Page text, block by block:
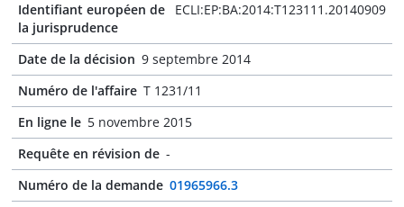
Identifiant européen de
la jurisprudence
ECLI:EP:BA:2014:T123111.20140909
Date de la décision 9 septembre 2014
Numéro de l'affaire T 1231/11
En ligne le 5 novembre 2015
Requête en révision de -
Numéro de la demande 01965966.3